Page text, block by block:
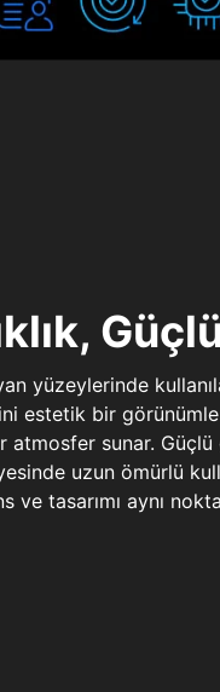
yüzeylerinde
estetik bir görünümle
sunar. Güçlü
uzun ömürlü
ve tasarımı aynı